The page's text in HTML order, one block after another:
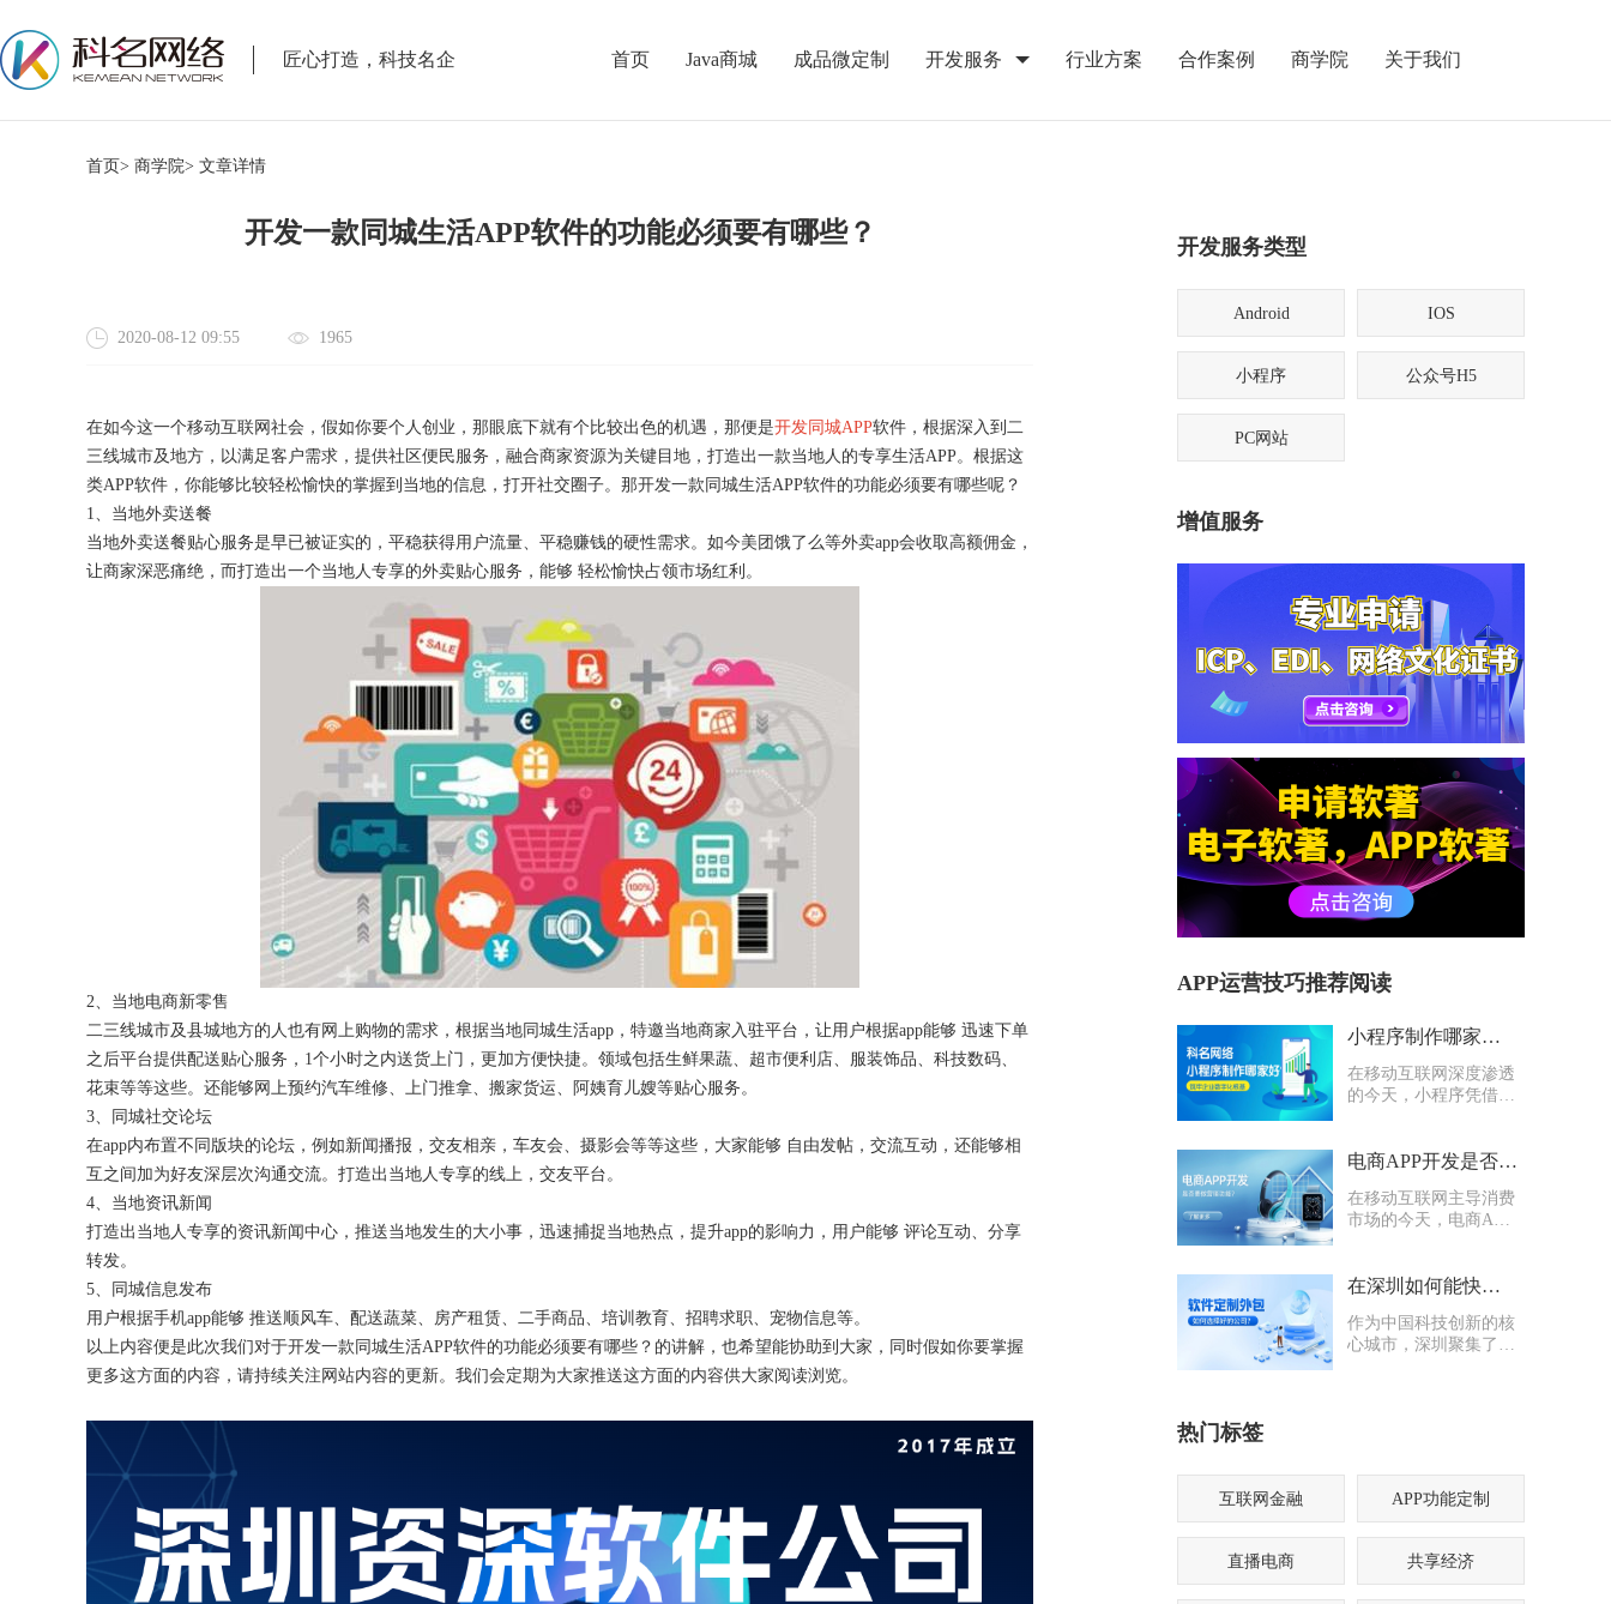
匠心打造，科技名企 首页 Java商城 成品微定制 开发服务 行业方案 合作案例 商学院 关于我们
首页> 商学院> 文章详情
开发一款同城生活APP软件的功能必须要有哪些？
2020-08-12 09:55 1965
在如今这一个移动互联网社会，假如你要个人创业，那眼底下就有个比较出色的机遇，那便是开发同城APP软件，根据深入到二
三线城市及地方，以满足客户需求，提供社区便民服务，融合商家资源为关键目地，打造出一款当地人的专享生活APP。根据这
类APP软件，你能够比较轻松愉快的掌握到当地的信息，打开社交圈子。那开发一款同城生活APP软件的功能必须要有哪些呢？
1、当地外卖送餐
当地外卖送餐贴心服务是早已被证实的，平稳获得用户流量、平稳赚钱的硬性需求。如今美团饿了么等外卖app会收取高额佣金，
让商家深恶痛绝，而打造出一个当地人专享的外卖贴心服务，能够 轻松愉快占领市场红利。
2、当地电商新零售
二三线城市及县城地方的人也有网上购物的需求，根据当地同城生活app，特邀当地商家入驻平台，让用户根据app能够 迅速下单
之后平台提供配送贴心服务，1个小时之内送货上门，更加方便快捷。领域包括生鲜果蔬、超市便利店、服装饰品、科技数码、
花束等等这些。还能够网上预约汽车维修、上门推拿、搬家货运、阿姨育儿嫂等贴心服务。
3、同城社交论坛
在app内布置不同版块的论坛，例如新闻播报，交友相亲，车友会、摄影会等等这些，大家能够 自由发帖，交流互动，还能够相
互之间加为好友深层次沟通交流。打造出当地人专享的线上，交友平台。
4、当地资讯新闻
打造出当地人专享的资讯新闻中心，推送当地发生的大小事，迅速捕捉当地热点，提升app的影响力，用户能够 评论互动、分享
转发。
5、同城信息发布
用户根据手机app能够 推送顺风车、配送蔬菜、房产租赁、二手商品、培训教育、招聘求职、宠物信息等。
以上内容便是此次我们对于开发一款同城生活APP软件的功能必须要有哪些？的讲解，也希望能协助到大家，同时假如你要掌握
更多这方面的内容，请持续关注网站内容的更新。我们会定期为大家推送这方面的内容供大家阅读浏览。
开发服务类型
Android IOS
小程序 公众号H5
PC网站
增值服务
APP运营技巧推荐阅读
小程序制作哪家好？科名网络用专业筑牢企业数字化根基
在移动互联网深度渗透
的今天，小程序凭借轻
打通线上渠道、沉淀私
论是初创商户还是成熟
企业，都纷纷布局小程
电商APP开发是否要多做营销功能
在移动互联网主导消费
市场的今天，电商APP
体。不少企业在开发电
个两难困境：电商APP
开发是否要多做营销功
在深圳如何能快速找到一家优质的软件定制外包公司
作为中国科技创新的核
心城市，深圳聚集了海
司时，常常陷入“选择
热门标签
互联网金融 APP功能定制
直播电商 共享经济
1万个想法不如1次的方案落地